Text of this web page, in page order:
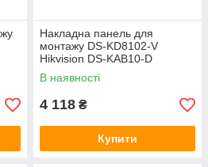
Накладна панель для
монтажу DS-KD8102-V
Hikvision DS-KAB10-D
В наявності
4 118 ₴
Купити